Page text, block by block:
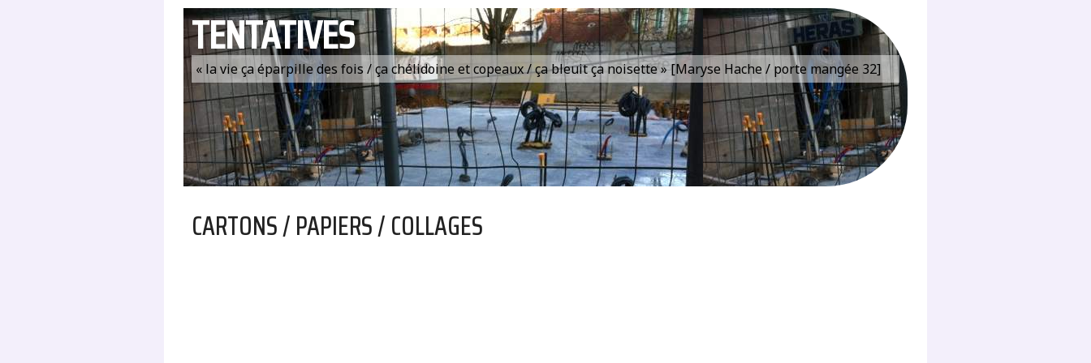
TENTATIVES
« la vie ça éparpille des fois / ça chélidoine et copeaux / ça bleuit ça noisette » [Maryse Hache / porte mangée 32]
CARTONS / PAPIERS / COLLAGES